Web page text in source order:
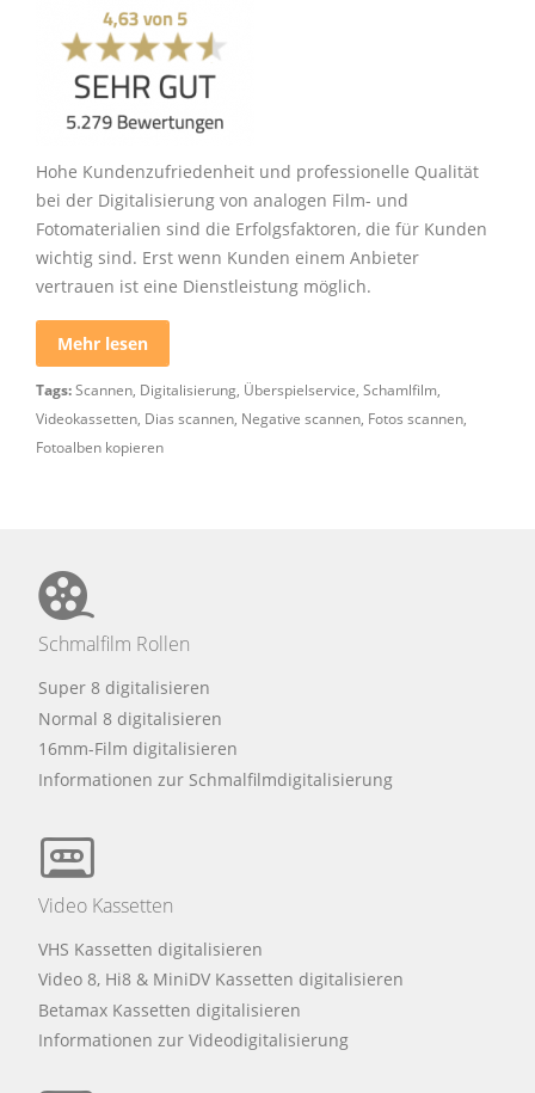
Hohe Kundenzufriedenheit und professionelle Qualität
bei der Digitalisierung von analogen Film- und
Fotomaterialien sind die Erfolgsfaktoren, die für Kunden
wichtig sind. Erst wenn Kunden einem Anbieter
vertrauen ist eine Dienstleistung möglich.
Mehr lesen
Tags:Scannen, Digitalisierung, Überspielservice, Schamlfilm,
Videokassetten, Dias scannen, Negative scannen, Fotos scannen,
Fotoalben kopieren
Schmalfilm Rollen
Super 8 digitalisieren
Normal 8 digitalisieren
16mm-Film digitalisieren
Informationen zur Schmalfilmdigitalisierung
Video Kassetten
VHS Kassetten digitalisieren
Video 8, Hi8 & MiniDV Kassetten digitalisieren
Betamax Kassetten digitalisieren
Informationen zur Videodigitalisierung